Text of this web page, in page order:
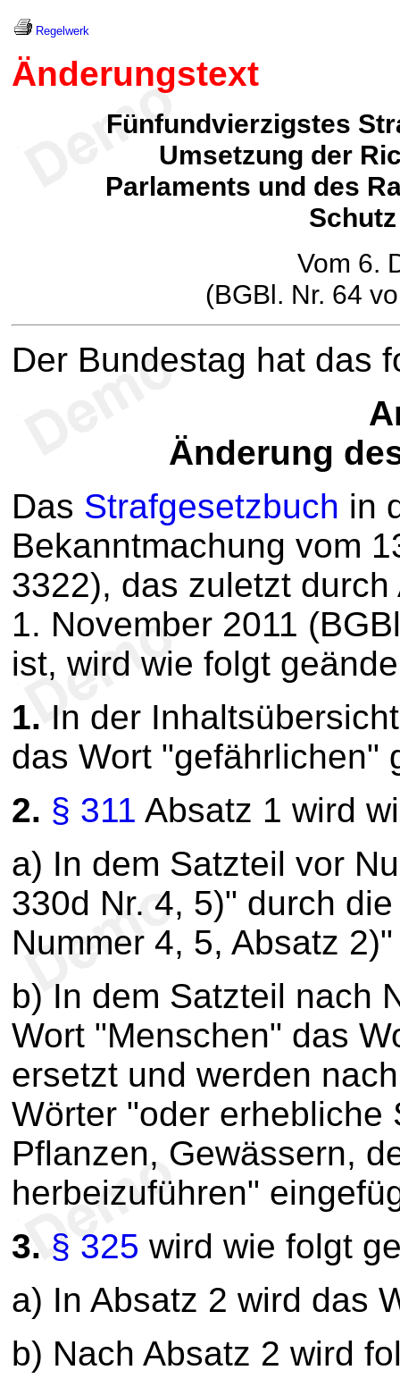
Regelwerk
Änderungstext
Fünfundvierzigstes
Umsetzung der
Parlaments und des
Vom 6.
(BGBl. Nr. 64
Der Bundestag hat das
Änderung
Das Strafgesetzbuch in
Bekanntmachung vom
3322), das zuletzt
1. November 2011
ist, wird wie folgt
1. In der
das Wort "gefährlichen"
2. § 311 Absatz 1 wird
a) In dem Satzteil vor
330d Nr. 4, 5)" durch
Nummer 4, 5, Absatz
b) In dem Satzteil nach
Wort "Menschen" das
ersetzt und werden
Wörter "oder erhebliche
Pflanzen, Gewässern,
herbeizuführen"
3. § 325 wird wie folgt
a) In Absatz 2 wird das
b) Nach Absatz 2 wird